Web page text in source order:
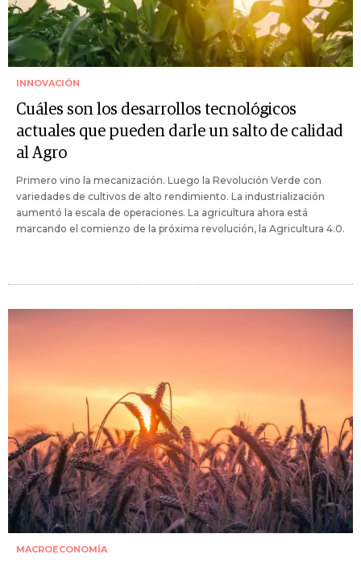
INNOVACIÓN
Cuáles son los desarrollos tecnológicos
actuales que pueden darle un salto de calidad
al Agro
Primero vino la mecanización. Luego la Revolución Verde con
variedades de cultivos de alto rendimiento. La industrialización
aumentó la escala de operaciones. La agricultura ahora está
marcando el comienzo de la próxima revolución, la Agricultura 4.0.
MACROECONOMÍA